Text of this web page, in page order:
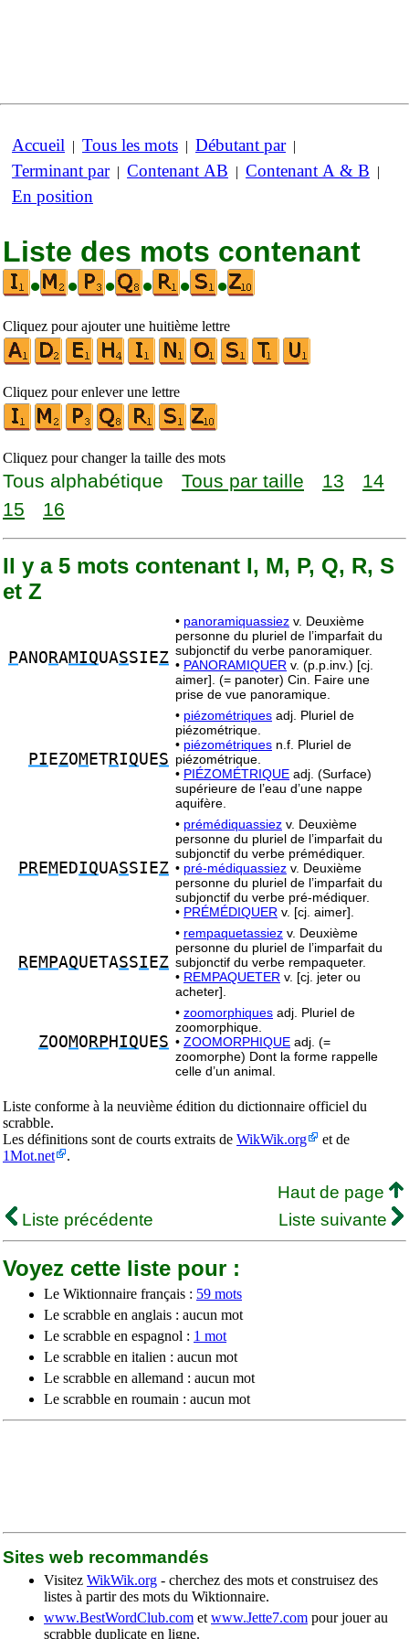
Accueil | Tous les mots | Débutant par|
Terminant par| Contenant AB | Contenant A & B |
En position
Liste des mots contenant
•
• • • • •
Cliquez pour ajouter une huitième lettre
Cliquez pour enlever une lettre
Cliquez pour changer la taille des mots
Tous alphabétique Tous par taille 13
14
15
16
Il y a 5 mots contenant I, M, P, Q, R, S
et Z
PANO RAMIQUASSIEZ
• panoramiquassiez v. Deuxième
personne du pluriel de l’imparfait du
subjonctif du verbe panoramiquer.
• PANORAMIQUER v. (p.p.inv.) [cj.
aimer]. (= panoter) Cin. Faire une
prise de vue panoramique.
PI EZOM ETRIQUES
• piézométriques adj. Pluriel de
piézométrique.
• piézométriques n.f. Pluriel de
piézométrique.
• PIÉZOMÉTRIQUE adj. (Surface)
supérieure de l’eau d’une nappe
aquifère.
PREM EDIQUASSIEZ
• prémédiquassiez v. Deuxième
personne du pluriel de l’imparfait du
subjonctif du verbe prémédiquer.
• pré-médiquassiez v. Deuxième
personne du pluriel de l’imparfait du
subjonctif du verbe pré-médiquer.
• PRÉMÉDIQUER v. [cj. aimer].
REMPAQUETASSI EZ
• rempaquetassiez v. Deuxième
personne du pluriel de l’imparfait du
subjonctif du verbe rempaqueter.
• REMPAQUETER v. [cj. jeter ou
acheter].
ZOOMO RP H IQUES
• zoomorphiques adj. Pluriel de
zoomorphique.
• ZOOMORPHIQUE adj. (=
zoomorphe) Dont la forme rappelle
celle d’un animal.
Liste conforme à la neuvième édition du dictionnaire officiel du
scrabble.
Les définitions sont de courts extraits de WikWik.org
et de
1Mot.net
.
Haut de page
Liste précédente
Liste suivante
Voyez cette liste pour :
Le Wiktionnaire français : 59 mots
Le scrabble en anglais : aucun mot
Le scrabble en espagnol : 1 mot
Le scrabble en italien : aucun mot
Le scrabble en allemand : aucun mot
Le scrabble en roumain : aucun mot
Sites web recommandés
Visitez WikWik.org - cherchez des mots et construisez des
listes à partir des mots du Wiktionnaire.
www.BestWordClub.com et www.Jette7.com pour jouer au
scrabble duplicate en ligne.